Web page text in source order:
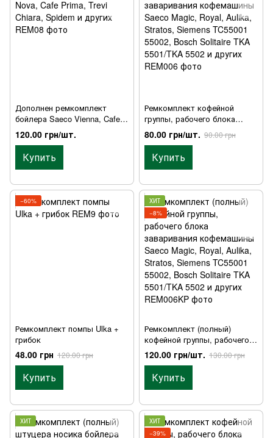
Дополнен ремкомплект
бойлера Saeco Vienna, Cafe
Nova, Cafe Prima, Trevi Chiara,
Spidem и других
120.00 грн/шт.
Купить
Ремкомплект кофейной
группы, рабочего блока
заваривания кофемашины
Saeco Magic, Royal, Aulika,
Stratos, Siemens TC55001
55002, Bosch Solitaire TKA
80.00 грн/шт. 90.00 грн
Купить
−60%
Ремкомплект помпы Ulka +
грибок
48.00 грн 120.00 грн
Купить
ХИТ
−8%
Ремкомплект (полный)
кофейной группы, рабочего
блока заваривания
кофемашины Saeco Magic,
Royal, Aulika, Stratos, Siemens
TC55001 55002, Bosch Solitaire
120.00 грн/шт. 130.00 грн
Купить
ХИТ
ХИТ
−39%